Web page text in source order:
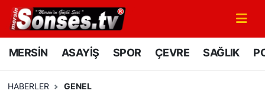
MERSİN ASAYİŞ SPOR ÇEVRE SAĞLIK
HABERLER GENEL
MERSİN
Mersin Nöbetçi Eczaneler